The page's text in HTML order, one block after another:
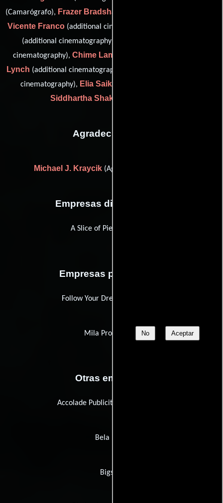
No Aceptar
(Camarógrafo), Frazer Bradshaw
Vicente Franco(additional cinematography),
(additional cinematography),
cinematography), Chime Lama
Lynch (additional cinematography),
cinematography), Elia Saikaly
Siddhartha Shakya
Agradecimientos
Michael J. Kraycik (Agradecimiento especial)
Empresas distribuidoras
A Slice of Pie Productions
Empresas productoras
Follow Your Dream Foundation
Mila Productions
Otras empresas
Accolade Publicity and Consulting
Bela Films
Bigstar